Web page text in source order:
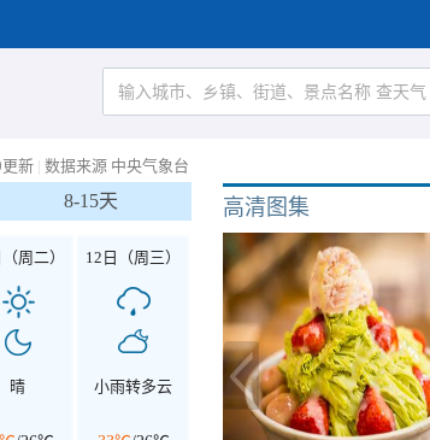
更新 | 数据来源 中央气象台
8-15天
周二）
晴
12日（周三）
小雨转多云
高清图集